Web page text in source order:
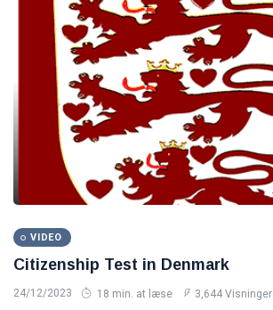
VIDEO
Citizenship Test in Denmark
24/12/2023 18 min. at læse 3,644 Visninger